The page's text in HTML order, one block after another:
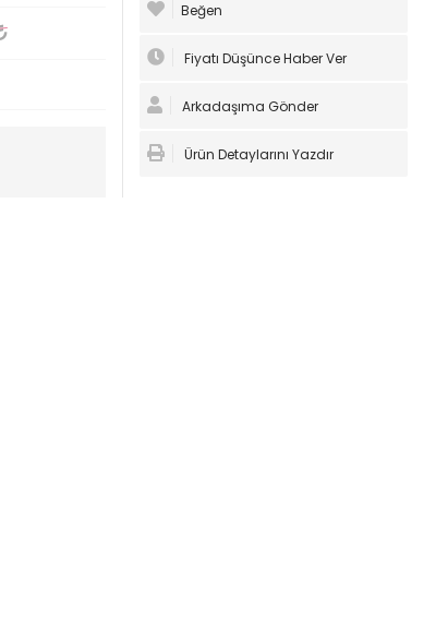
Beğen
Fiyatı Düşünce Haber Ver
Arkadaşıma Gönder
Ürün Detaylarını Yazdır